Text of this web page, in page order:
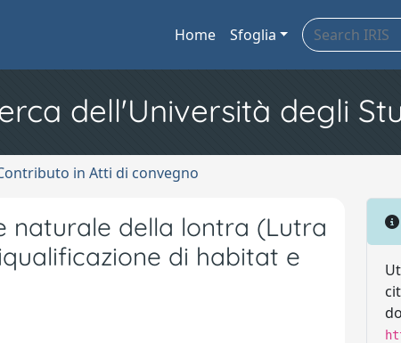
Home Sfoglia
dell'Università degli
in Atti di convegno
naturale della lontra (Lutra
di habitat e